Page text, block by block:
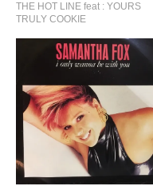
THE HOT LINE feat : YOURS
TRULY COOKIE